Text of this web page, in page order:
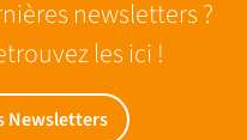
newsletters ?
les ici !
Newsletters